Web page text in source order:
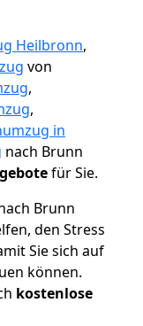
Heilbronn,
von
,
,
in
nach Brunn
für Sie.
Brunn
den Stress
Sie sich auf
können.
kostenlose